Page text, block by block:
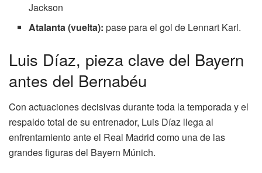
Jackson
Atalanta (vuelta): pase para el gol de Lennart Karl.
Luis Díaz, pieza clave del Bayern
antes del Bernabéu
Con actuaciones decisivas durante toda la temporada y el
respaldo total de su entrenador, Luis Díaz llega al
enfrentamiento ante el Real Madrid como una de las
grandes figuras del Bayern Múnich.